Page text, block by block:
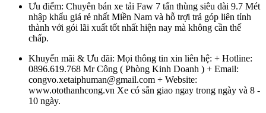
Ưu điểm: Chuyên bán xe tải Faw 7 tấn thùng siêu dài 9.7 Mét
nhập khẩu giá rẻ nhất Miền Nam và hỗ trợi trả góp liên tỉnh
thành với gói lãi xuất tốt nhất hiện nay mà không cần thế
chấp.
Khuyến mãi & Ưu đãi: Mọi thông tin xin liên hệ: + Hotline:
0896.619.768 Mr Công ( Phòng Kinh Doanh ) + Email:
congvo.xetaiphuman@gmail.com + Website:
www.otothanhcong.vn Xe có sẵn giao ngay trong ngày và 8 -
10 ngày.